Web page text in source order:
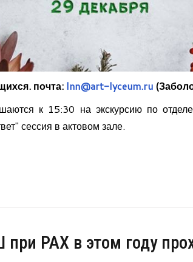
почта: lnn@art-lyceum.ru
к 15:30 на экскурсию по
сессия в актовом зале.
РАХ в этом году